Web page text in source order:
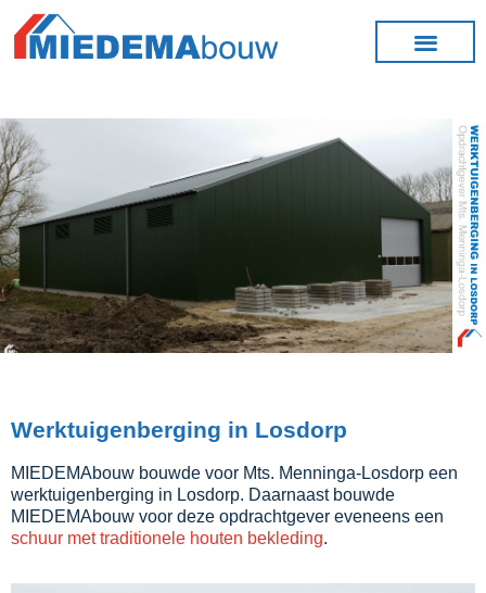
Werktuigenberging in Losdorp
MIEDEMAbouw bouwde voor Mts. Menninga-Losdorp een
werktuigenberging in Losdorp. Daarnaast bouwde
MIEDEMAbouw voor deze opdrachtgever eveneens een
schuur met traditionele houten bekleding.